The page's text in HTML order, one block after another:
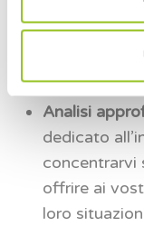
maggiore
Analisi
dedicato
concentrarvi
offrire ai
loro